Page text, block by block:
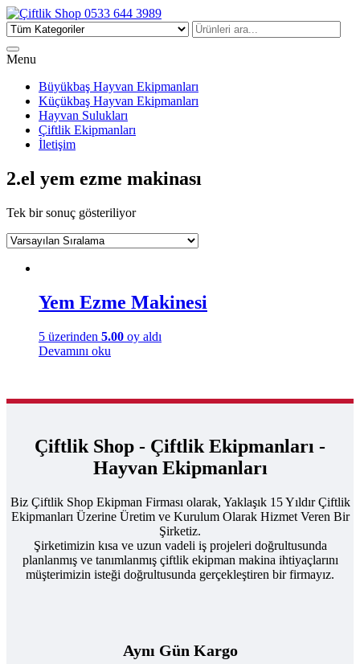
Çiftlik Shop 0533 644 3989
Menu
Büyükbaş Hayvan Ekipmanları
Küçükbaş Hayvan Ekipmanları
Hayvan Sulukları
Çiftlik Ekipmanları
İletişim
2.el yem ezme makinası
Tek bir sonuç gösteriliyor
Yem Ezme Makinesi
5 üzerinden 5.00 oy aldı
Devamını oku
Çiftlik Shop - Çiftlik Ekipmanları -
Hayvan Ekipmanları
Biz Çiftlik Shop Ekipman Firması olarak, Yaklaşık 15 Yıldır Çiftlik
Ekipmanları Üzerine Üretim ve Kurulum Olarak Hizmet Veren Bir
Şirketiz.
Şirketimizin kısa ve uzun vadeli iş projeleri doğrultusunda
planlanmış ve tanımlanmış çiftlik ekipman makina ihtiyaçlarını
müşterimizin isteği doğrultusunda gerçekleştiren bir firmayız.
Aynı Gün Kargo